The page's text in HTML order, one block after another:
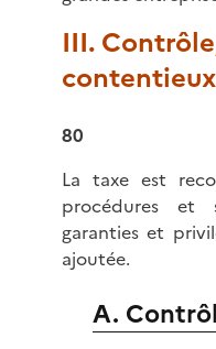
III.
contentieux
80
La taxe est
procédures et
garanties et
ajoutée.
A.